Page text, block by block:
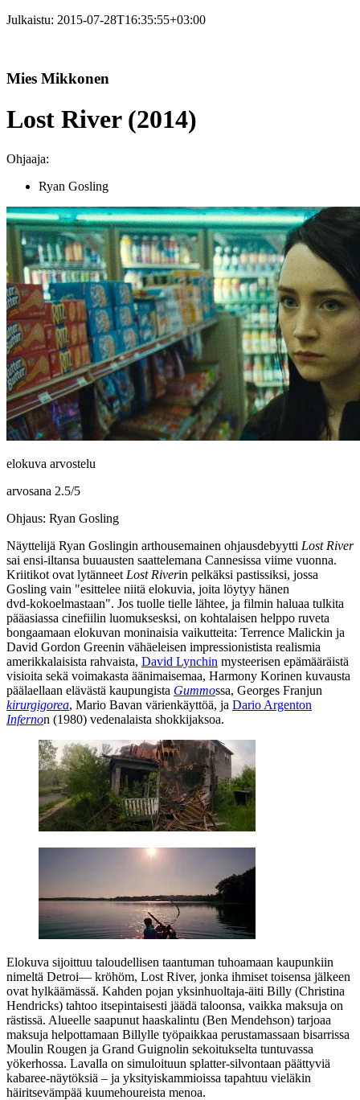
Julkaistu: 2015-07-28T16:35:55+03:00
Mies Mikkonen
Lost River (2014)
Ohjaaja:
Ryan Gosling
elokuva arvostelu
arvosana 2.5/5
Ohjaus: Ryan Gosling
Näyttelijä Ryan Goslingin arthousemainen ohjausdebyytti Lost River
sai ensi-iltansa buuausten saattelemana Cannesissa viime vuonna.
Kriitikot ovat lytänneet Lost Riverin pelkäksi pastissiksi, jossa
Gosling vain "esittelee niitä elokuvia, joita löytyy hänen
dvd‑kokoelmastaan". Jos tuolle tielle lähtee, ja filmin haluaa tulkita
pääasiassa cinefiilin luomuksesksi, on kohtalaisen helppo ruveta
bongaamaan elokuvan moninaisia vaikutteita: Terrence Malickin ja
David Gordon Greenin vähäeleisen impressionistista realismia
amerikkalaisista rahvaista, David Lynchin mysteerisen epämääräistä
visioita sekä voimakasta äänimaisemaa, Harmony Korinen kuvausta
päälaellaan elävästä kaupungista Gummossa, Georges Franjun
kirurgigorea, Mario Bavan värienkäyttöä, ja Dario Argenton
Infernon (1980) vedenalaista shokkijaksoa.
Elokuva sijoittuu taloudellisen taantuman tuhoamaan kaupunkiin
nimeltä Detroi— kröhöm, Lost River, jonka ihmiset toisensa jälkeen
ovat hylkäämässä. Kahden pojan yksinhuoltaja-äiti Billy (Christina
Hendricks) tahtoo itsepintaisesti jäädä taloonsa, vaikka maksuja on
rästissä. Alueelle saapunut haaskalintu (Ben Mendehson) tarjoaa
maksuja helpottamaan Billylle työpaikkaa perustamassaan bisarrissa
Moulin Rougen ja Grand Guignolin sekoitukselta tuntuvassa
yökerhossa. Lavalla on simuloituun splatter-silvontaan päättyviä
kabaree-näytöksiä – ja yksityiskammioissa tapahtuu vieläkin
häiritsevämpää kuumehoureista menoa.